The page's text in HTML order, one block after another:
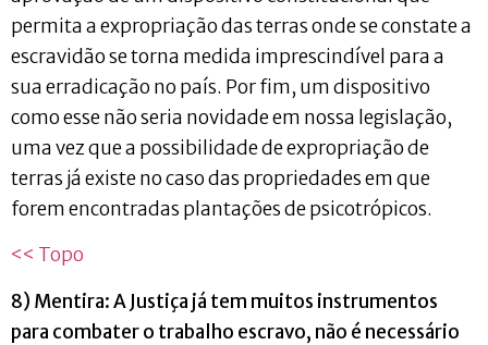
permita a expropriação das terras onde se constate a
escravidão se torna medida imprescindível para a
sua erradicação no país. Por fim, um dispositivo
como esse não seria novidade em nossa legislação,
uma vez que a possibilidade de expropriação de
terras já existe no caso das propriedades em que
forem encontradas plantações de psicotrópicos.
<< Topo
8) Mentira: A Justiça já tem muitos instrumentos
para combater o trabalho escravo, não é necessário